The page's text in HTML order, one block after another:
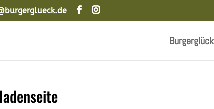
Burgerglück